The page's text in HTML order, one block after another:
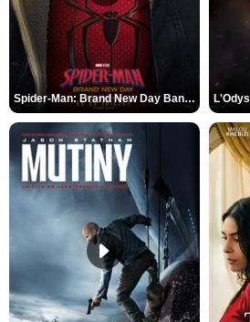
Spider-Man: Brand New Day Bande-annonce VO STFR